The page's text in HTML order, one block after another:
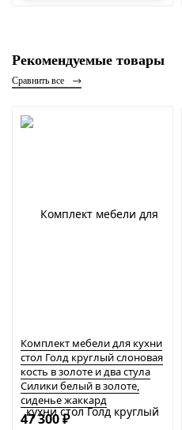
Рекомендуемые товары
Сравнить все
Комплект мебели для кухни
стол Голд круглый слоновая
кость в золоте и два стула
Силики белый в золоте,
сиденье жаккард
47 300₽